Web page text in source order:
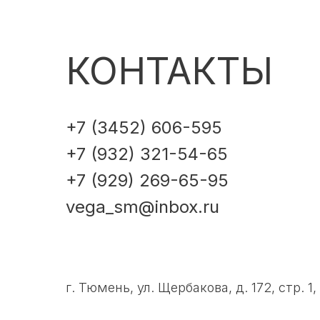
КОНТАКТЫ
+7 (3452) 606-595
+7 (932) 321-54-65
+7 (929) 269-65-95
vega_sm@inbox.ru
г. Тюмень, ул. Щербакова, д. 172, стр.